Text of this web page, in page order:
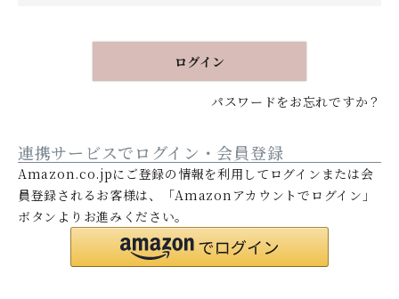
)
ログイン
パスワードをお忘れですか？
連携サービスでログイン・会員登録
Amazon.co.jpにご登録の情報を利用してログインまたは会
員登録されるお客様は、「Amazonアカウントでログイン」
ボタンよりお進みください。